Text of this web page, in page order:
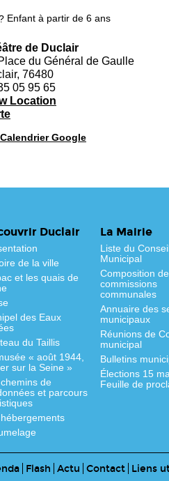
Enfant à partir de 6 ans
de Duclair
du Général de Gaulle
, 76480
05 95 65
Location
Théâtre
Duclair
Calendrier Google
Duclair
de la ville
et les quais de
des Eaux
du Taillis
« août 1944,
sur la Seine »
de
et parcours
La Mairie
Liste du
Municipal
Composition
commissions
communales
Annuaire des
municipaux
Réunions de
municipal
Bulletins
Élections 15
Feuille de
Flash Actu Contact Liens